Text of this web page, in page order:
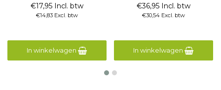
€17,95 Incl. btw
€14,83 Excl. btw
In winkelwagen
€36,95 Incl. btw
€30,54 Excl. btw
In winkelwagen